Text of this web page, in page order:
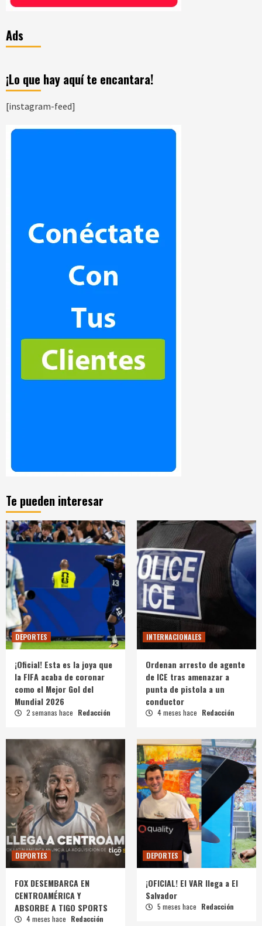
Ads
¡Lo que hay aquí te encantara!
[instagram-feed]
Te pueden interesar
DEPORTES
¡Oficial! Esta es la joya que
la FIFA acaba de coronar
como el Mejor Gol del
Mundial 2026
2 semanas hace Redacción
INTERNACIONALES
Ordenan arresto de agente
de ICE tras amenazar a
punta de pistola a un
conductor
4 meses hace Redacción
DEPORTES
FOX DESEMBARCA EN
CENTROAMÉRICA Y
ABSORBE A TIGO SPORTS
4 meses hace Redacción
DEPORTES
¡OFICIAL! El VAR llega a El
Salvador
5 meses hace Redacción